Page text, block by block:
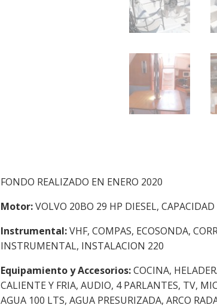
FONDO REALIZADO EN ENERO 2020
Motor:VOLVO 20BO 29 HP DIESEL,
Instrumental:VHF, COMPAS, ECOSONDA,
INSTRUMENTAL, INSTALACION 220
Equipamiento y Accesorios:COCINA,
CALIENTE Y FRIA, AUDIO, 4 PARLANTES, TV,
AGUA 100 LTS, AGUA PRESURIZADA, ARCO